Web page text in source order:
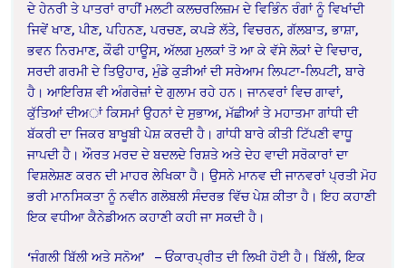
ਦੇ ਹੇਨਰੀ ਤੇ ਪਾਤਰਾਂ ਰਾਹੀਂ ਮਲਟੀ ਕਲਚਰਲਿਜ਼ਮ ਦੇ ਵਿਭਿੰਨ ਰੰਗਾਂ ਨੂੰ ਵਿਖਾਂਦੀ
ਜਿਵੇਂ ਖਾਣ, ਪੀਣ, ਪਹਿਨਣ, ਪਰਚਣ, ਕਪੜੇ ਲੱਤੇ, ਵਿਚਰਨ, ਗੱਲਬਾਤ, ਭਾਸ਼ਾ,
ਭਵਨ ਨਿਰਮਾਣ, ਕੌਫੀ ਹਾਊਸ, ਅੱਲਗ ਮੁਲਕਾਂ ਤੋ ਆ ਕੇ ਵੱਸੇ ਲੋਕਾਂ ਦੇ ਵਿਚਾਰ,
ਸਰਦੀ ਗਰਮੀ ਦੇ ਤਿਉਹਾਰ, ਮੁੰਡੇ ਕੁੜੀਆਂ ਦੀ ਸਰੇਆਮ ਲਿਪਟਾ-ਲਿਪਟੀ, ਬਾਰੇ
ਹੈ। ਆਇਰਿਸ਼ ਵੀ ਅੰਗਰੇਜ਼ਾਂ ਦੇ ਗੁਲਾਮ ਰਹੇ ਹਨ। ਜਾਨਵਰਾਂ ਵਿਚ ਗਾਵਾਂ,
ਕੁੱਤਿਆਂ ਦੀਅਾਂ ਕਿਸਮਾਂ ਉਹਨਾਂ ਦੇ ਸੁਭਾਅ, ਮੱਛੀਆਂ ਤੇ ਮਹਾਤਮਾ ਗਾਂਧੀ ਦੀ
ਬੱਕਰੀ ਦਾ ਜਿਕਰ ਬਾਖੂਬੀ ਪੇਸ਼ ਕਰਦੀ ਹੈ। ਗਾਂਧੀ ਬਾਰੇ ਕੀਤੀ ਟਿੱਪਣੀ ਵਾਧੂ
ਜਾਪਦੀ ਹੈ। ਔਰਤ ਮਰਦ ਦੇ ਬਦਲਦੇ ਰਿਸ਼ਤੇ ਅਤੇ ਦੇਹ ਵਾਦੀ ਸਰੋਕਾਰਾਂ ਦਾ
ਵਿਸ਼ਲੇਸ਼ਣ ਕਰਨ ਦੀ ਮਾਹਰ ਲੇਖਿਕਾ ਹੈ। ਉਸਨੇ ਮਾਨਵ ਦੀ ਜਾਨਵਰਾਂ ਪ੍ਰਤੀ ਮੋਹ
ਭਰੀ ਮਾਨਸਿਕਤਾ ਨੂੰ ਨਵੀਨ ਗਲੋਬਲੀ ਸੰਦਰਭ ਵਿੱਚ ਪੇਸ਼ ਕੀਤਾ ਹੈ। ਇਹ ਕਹਾਣੀ
ਇਕ ਵਧੀਆ ਕੈਨੇਡੀਅਨ ਕਹਾਣੀ ਕਹੀ ਜਾ ਸਕਦੀ ਹੈ।
‘ਜੰਗਲੀ ਬਿੱਲੀ ਅਤੇ ਸਨੋਅ’
– ਓਂਕਾਰਪ੍ਰੀਤ ਦੀ ਲਿਖੀ ਹੋਈ ਹੈ। ਬਿੱਲੀ, ਇਕ